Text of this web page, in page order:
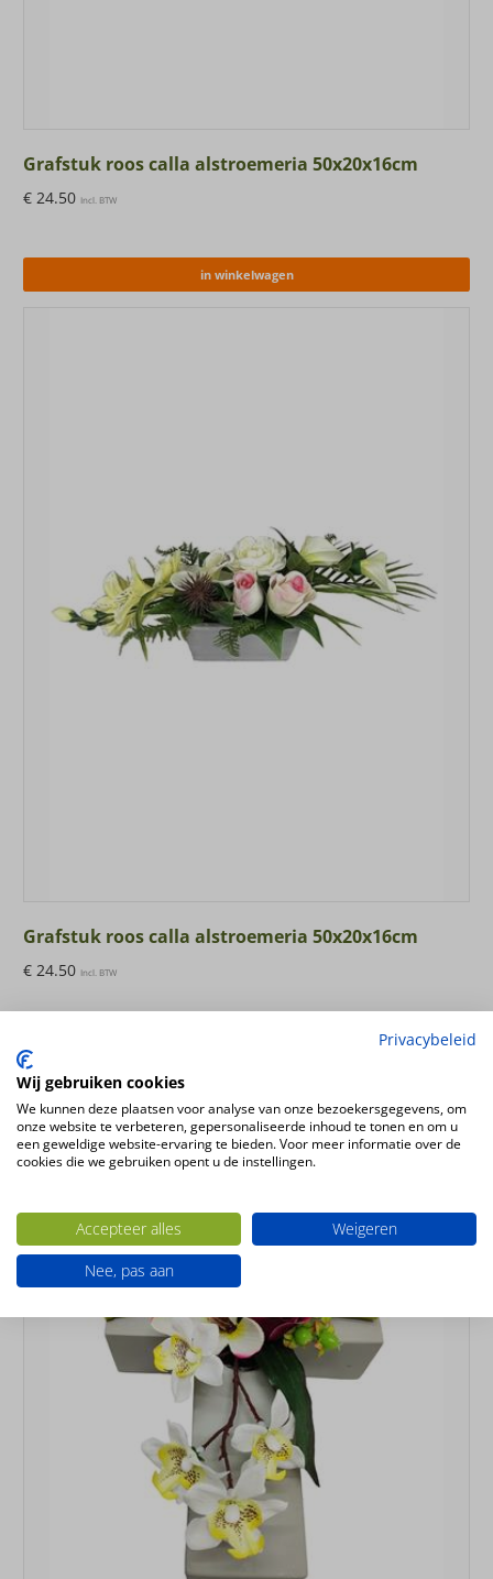
Grafstuk roos calla alstroemeria 50x20x16cm
€ 24.50 Incl. BTW
in winkelwagen
Grafstuk roos calla alstroemeria 50x20x16cm
€ 24.50 Incl. BTW
Privacybeleid
Wij gebruiken cookies
We kunnen deze plaatsen voor analyse van onze bezoekersgegevens, om
onze website te verbeteren, gepersonaliseerde inhoud te tonen en om u
een geweldige website-ervaring te bieden. Voor meer informatie over de
cookies die we gebruiken opent u de instellingen.
Accepteer alles
Weigeren
Nee, pas aan